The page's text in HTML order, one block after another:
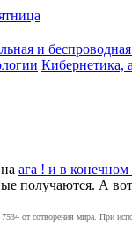
и беспроводная
Кибернетика,
на ага ! и в конечном
получаются. А
7534 от сотворения мира. При